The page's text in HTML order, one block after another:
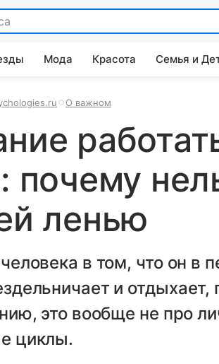
Мода Красота Семья и
О важном
почему
ленью
в том, что он в
и отдыхает,
это вообще не про
циклы.